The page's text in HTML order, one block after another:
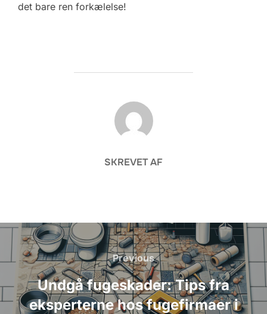
det bare ren forkælelse!
FORFATTER
SKREVET AF
Indlægsnavigation
Previous
Previous
Undgå fugeskader: Tips fra
eksperterne hos fugefirmaer i